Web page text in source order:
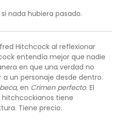
nada hubiera pasado.
Hitchcock al reflexionar
entendía mejor que nadie
en que una verdad no
un personaje desde dentro.
, en Crimen perfecto. El
hitchcockianos tiene
Tiene precio.